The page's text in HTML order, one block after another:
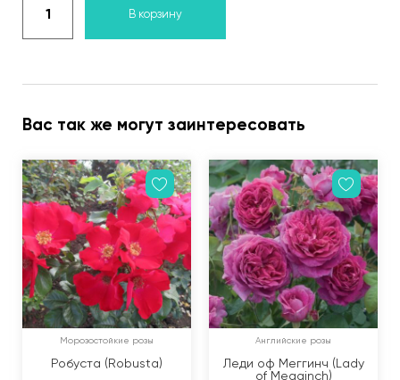
В корзину
Вас так же могут заинтересовать
Морозостойкие розы
Робуста (Robusta)
Английские розы
Леди оф Меггинч (Lady
of Megginch)